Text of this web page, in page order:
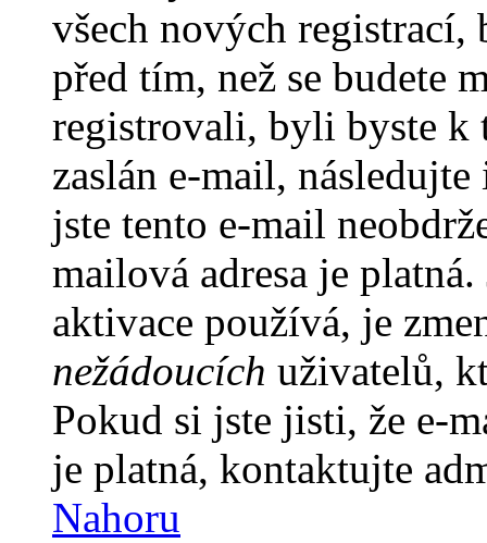
všech nových
před tím, než se budete
registrovali, byli byste k
zaslán e-mail,
jste tento e-mail
mailová adresa je
aktivace používá, je
nežádoucích uživatelů,
Pokud si jste jisti, že e-
je platná, kontaktujte
Nahoru